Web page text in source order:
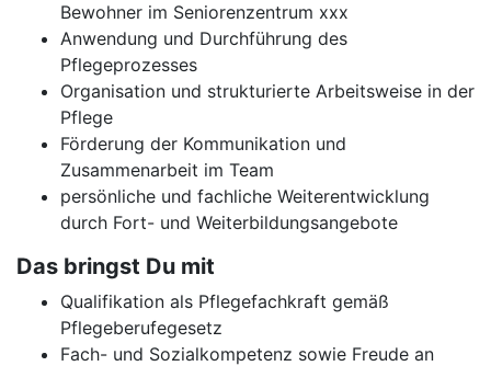
Bewohner im Seniorenzentrum xxx
Anwendung und Durchführung des
Pflegeprozesses
Organisation und strukturierte Arbeitsweise in der
Pflege
Förderung der Kommunikation und
Zusammenarbeit im Team
persönliche und fachliche Weiterentwicklung
durch Fort- und Weiterbildungsangebote
Das bringst Du mit
Qualifikation als Pflegefachkraft gemäß
Pflegeberufegesetz
Fach- und Sozialkompetenz sowie Freude an